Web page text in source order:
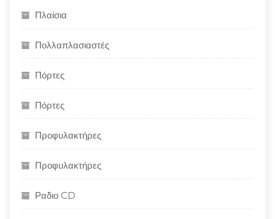
Πλαίσια
Πολλαπλασιαστές
Πόρτες
Πόρτες
Προφυλακτήρες
Προφυλακτήρες
Ραδιο CD